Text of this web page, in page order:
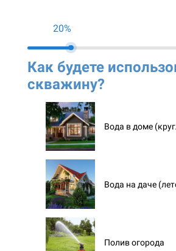
20%
Как будете
скважину?
Вода в доме
Вода на даче
Полив огорода